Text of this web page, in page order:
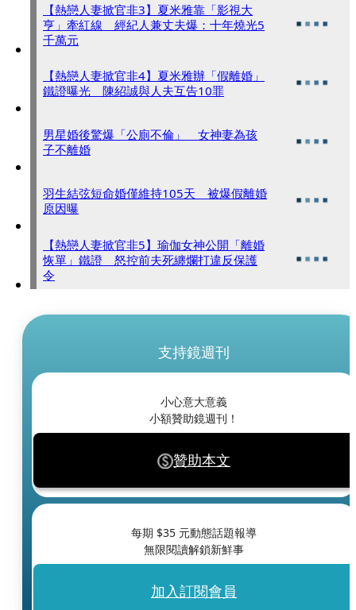
【熱戀人妻掀官非3】夏米雅靠「影視大
亨」牽紅線 經紀人兼丈夫爆：十年燒光5
千萬元
【熱戀人妻掀官非4】夏米雅辦「假離婚」
鐵證曝光 陳紹誠與人夫互告10罪
男星婚後驚爆「公廁不倫」 女神妻為孩
子不離婚
羽生結弦短命婚僅維持105天 被爆假離婚
原因曝
【熱戀人妻掀官非5】瑜伽女神公開「離婚
恢單」鐵證 怒控前夫死纏爛打違反保護
令
支持鏡週刊
小心意大意義
小額贊助鏡週刊！
贊助本文
每期 $35 元動態話題報導
無限閱讀解鎖新鮮事
加入訂閱會員